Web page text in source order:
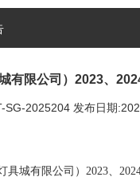
有限公司）2023、
SG-2025204 发布日期
城有限公司） 2023、